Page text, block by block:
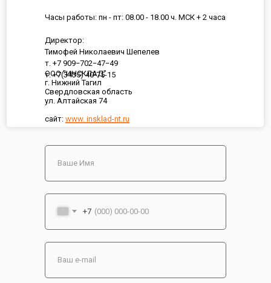
ООО "ИНСКЛАД"
г. Нижний Тагил
Свердловская область
ул. Алтайская 74
сайт: www. insklad-nt.ru
Часы работы: пн - пт: 08.00 - 18.00 ч. МСК + 2 часа
Директор:
Тимофей Николаевич Шепелев
т. +7 909−702−47−49
т. +7(3435) 40-75-15
+7